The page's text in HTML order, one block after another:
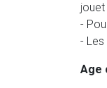
-
-
Age